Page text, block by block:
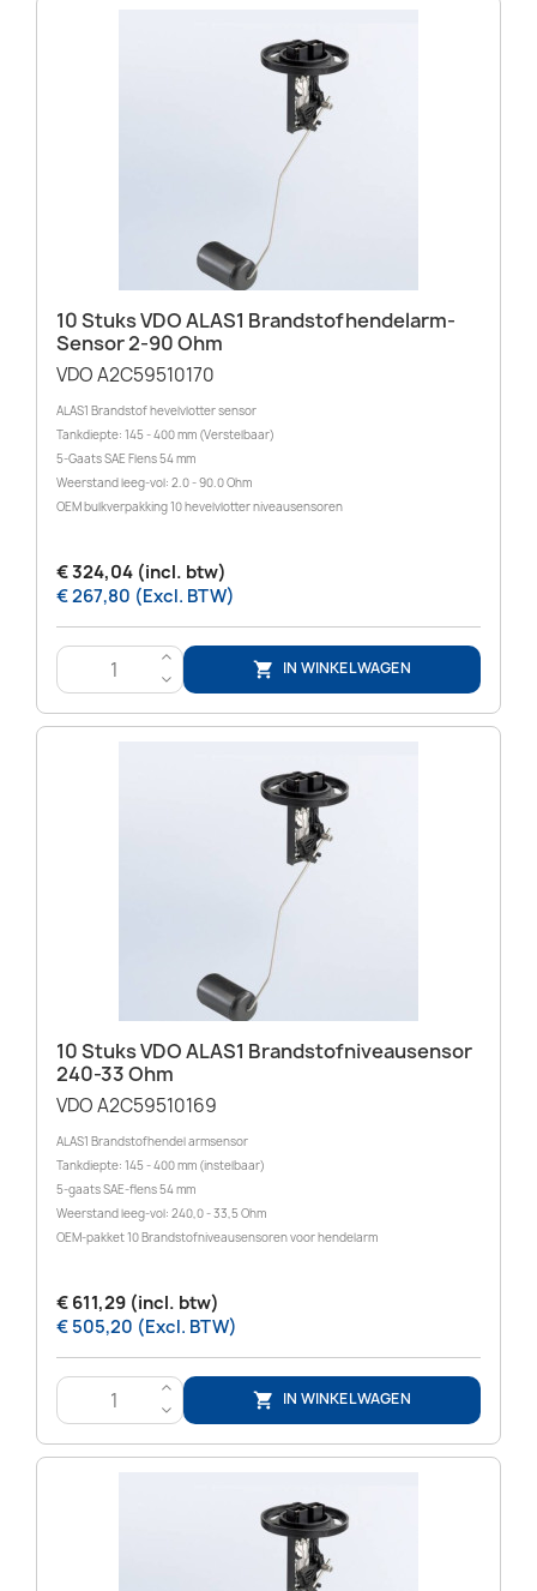
10 Stuks VDO ALAS1 Brandstofhendelarm-
Sensor 2-90 Ohm
VDO A2C59510170
ALAS1 Brandstof hevelvlotter sensor
Tankdiepte: 145 - 400 mm (Verstelbaar)
5-Gaats SAE Flens 54 mm
Weerstand leeg-vol: 2.0 - 90.0 Ohm
OEM bulkverpakking 10 hevelvlotter niveausensoren
€ 324,04 (incl. btw)
€ 267,80 (Excl. BTW)
>
<
 IN WINKELWAGEN
10 Stuks VDO ALAS1 Brandstofniveausensor
240-33 Ohm
VDO A2C59510169
ALAS1 Brandstofhendel armsensor
Tankdiepte: 145 - 400 mm (instelbaar)
5-gaats SAE-flens 54 mm
Weerstand leeg-vol: 240,0 - 33,5 Ohm
OEM-pakket 10 Brandstofniveausensoren voor hendelarm
€ 611,29 (incl. btw)
€ 505,20 (Excl. BTW)
>
<
 IN WINKELWAGEN